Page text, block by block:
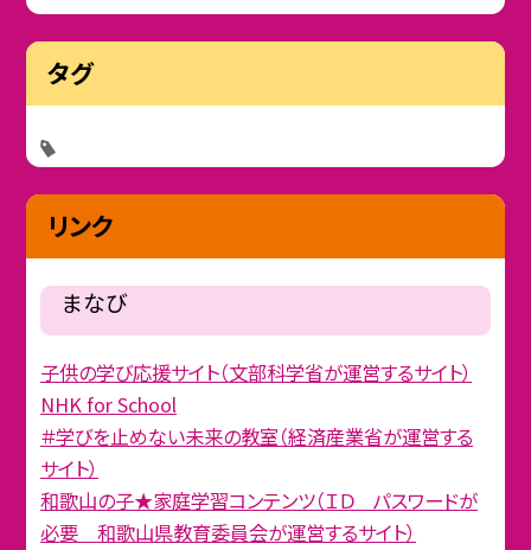
タグ
リンク
まなび
子供の学び応援サイト（文部科学省が運営するサイト）
NHK for School
＃学びを止めない未来の教室（経済産業省が運営する
サイト）
和歌山の子★家庭学習コンテンツ（ＩＤ パスワードが
必要 和歌山県教育委員会が運営するサイト）